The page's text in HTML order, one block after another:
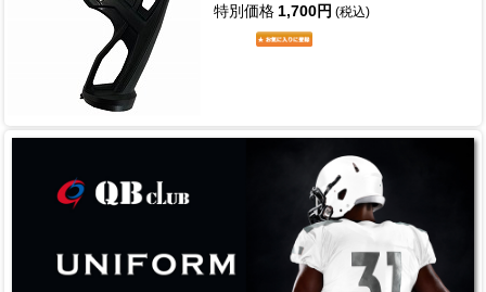
特別価格 1,700円 (税込)